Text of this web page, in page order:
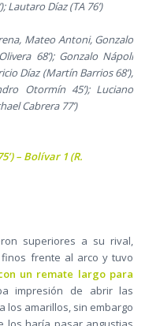
Díaz (TA 76’)
Mateo Antoni, Gonzalo
68’); Gonzalo Nápoli
Díaz (Martín Barrios 68’),
Otormín 45’); Luciano
Cabrera 77’)
– Bolívar 1 (R.
superiores a su rival,
frente al arco y tuvo
un remate largo para
impresión de abrir las
los amarillos, sin embargo